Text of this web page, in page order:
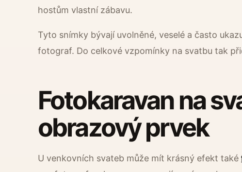
hostům vlastní zábavu.
Tyto snímky bývají uvolněné, veselé a často
fotograf. Do celkové vzpomínky na svatbu tak
Fotokaravan na
obrazový prvek
U venkovních svateb může mít krásný efekt také